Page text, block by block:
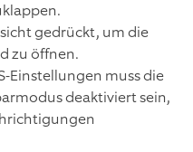
gedrückt, um die
zu öffnen.
Einstellungen muss die
deaktiviert sein,